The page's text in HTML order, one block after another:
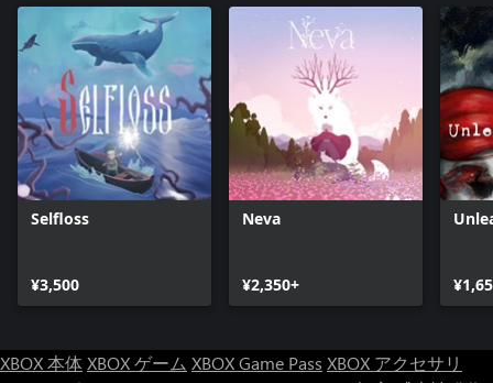
Selfloss
¥3,500
Neva
¥2,350+
XBOX 本体XBOX ゲーム XBOX Game Pass XBOX アクセサリ